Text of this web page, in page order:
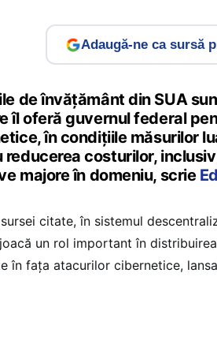
Adaugă-ne ca sursă
de învățământ din SUA
îl oferă guvernul federal
în condițiile măsurilor
reducerea costurilor,
majore în domeniu, scrie
citate, în sistemul
un rol important în
în fața atacurilor cibernetice,